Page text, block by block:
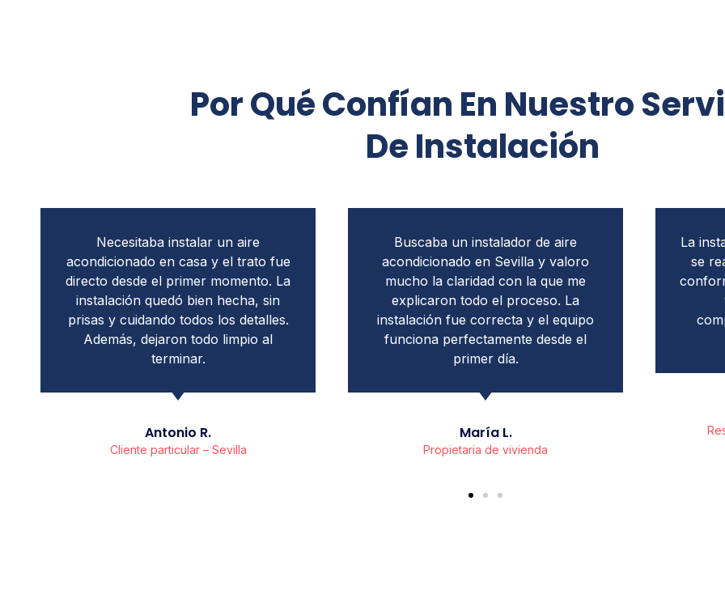
Por Qué Confían En Nuestro
De Instalación
Buscaba un instalador de aire
acondicionado en Sevilla y valoro
mucho la claridad con la que me
explicaron todo el proceso. La
instalación fue correcta y el equipo
funciona perfectamente desde el
primer día.
María L.
Propietaria de vivienda
La instalación del aire acondicionado
se realizó de forma profesional y
conforme a lo acordado. Buen trato,
trabajo ordenado y sin
complicaciones durante todo el
proceso.
Responsable de local comercial